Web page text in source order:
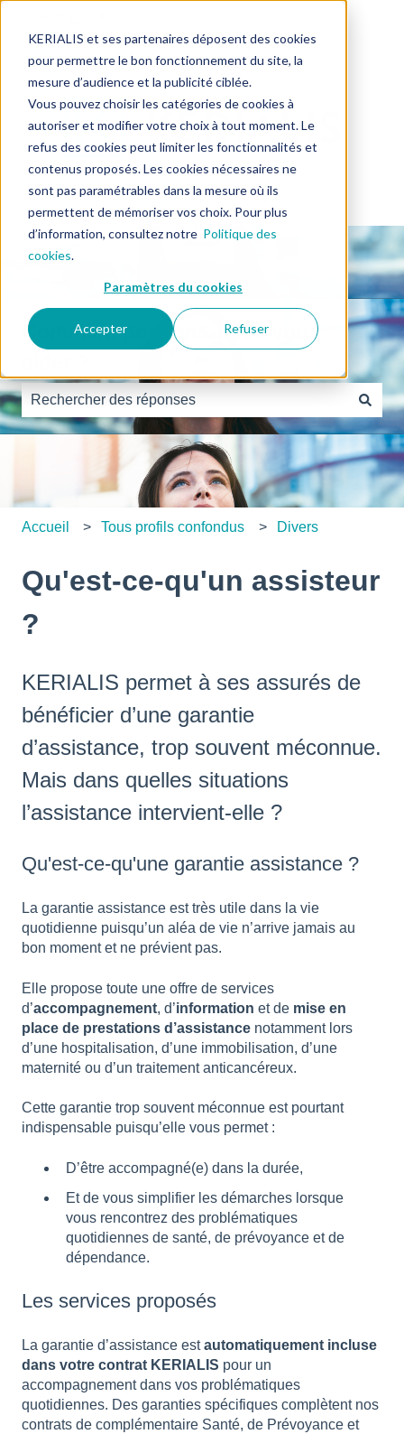
KERIALIS et ses partenaires déposent des cookies
pour permettre le bon fonctionnement du site, la
mesure d’audience et la publicité ciblée.
Vous pouvez choisir les catégories de cookies à
autoriser et modifier votre choix à tout moment. Le
refus des cookies peut limiter les fonctionnalités et
contenus proposés. Les cookies nécessaires ne
sont pas paramétrables dans la mesure où ils
permettent de mémoriser vos choix. Pour plus
d’information, consultez notre Politique des
cookies.
Paramètres du cookies
Accepter Refuser
Comment pouvons-nous vous
Il n'y a aucune suggestion car le champ de recherche
Accueil Tous profils confondus Divers
Qu'est-ce-qu'un assisteur
?
KERIALIS permet à ses assurés de
bénéficier d’une garantie
d’assistance, trop souvent méconnue.
Mais dans quelles situations
l’assistance intervient-elle ?
Qu'est-ce-qu'une garantie assistance ?
La garantie assistance est très utile dans la vie
quotidienne puisqu’un aléa de vie n’arrive jamais au
bon moment et ne prévient pas.
Elle propose toute une offre de services
d’accompagnement, d’information et de mise en
place de prestations d’assistance notamment lors
d’une hospitalisation, d’une immobilisation, d’une
maternité ou d’un traitement anticancéreux.
Cette garantie trop souvent méconnue est pourtant
indispensable puisqu’elle vous permet :
D’être accompagné(e) dans la durée,
Et de vous simplifier les démarches lorsque
vous rencontrez des problématiques
quotidiennes de santé, de prévoyance et de
dépendance.
Les services proposés
La garantie d’assistance estautomatiquement incluse
dans votre contrat KERIALIS pour un
accompagnement dans vos problématiques
quotidiennes. Des garanties spécifiques complètent nos
contrats de complémentaire Santé, de Prévoyance et